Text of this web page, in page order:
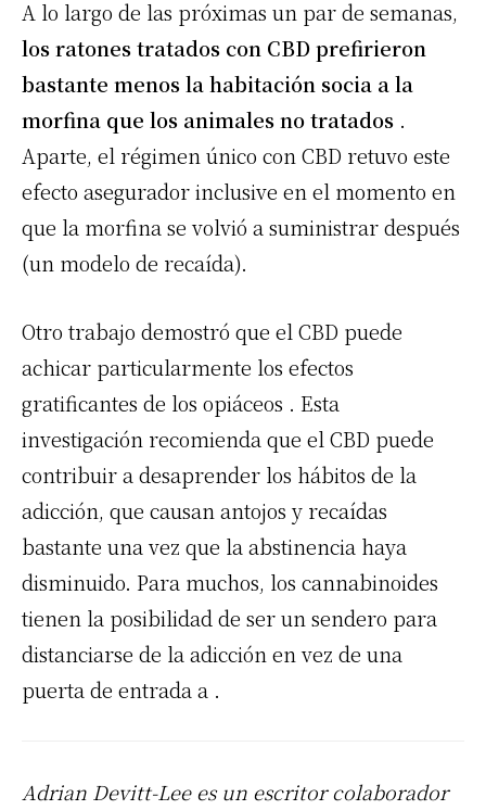
A lo largo de las próximas un par de semanas,
los ratones tratados con CBDprefirieron
bastante menos la habitación socia a la
morfina que los animales no tratados .
Aparte, el régimen único conCBD retuvo este
efecto asegurador inclusive en el momento en
que la morfina se volvió a suministrar después
(un modelo de recaída).
Otro trabajo demostró que elCBD puede
achicar particularmente los efectos
gratificantes de los opiáceos . Esta
investigación recomienda que elCBD puede
contribuir a desaprender los hábitos de la
adicción, que causan antojos y recaídas
bastante una vez que la abstinencia haya
disminuido. Para muchos, los cannabinoides
tienen la posibilidad de ser un sendero para
distanciarse de la adicción en vez de una
puerta de entrada a .
Adrian Devitt-Lee es un escritor colaborador